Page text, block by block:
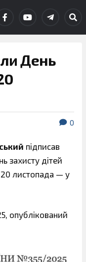
День
0
підписав
захисту дітей
20 листопада — у
опублікований